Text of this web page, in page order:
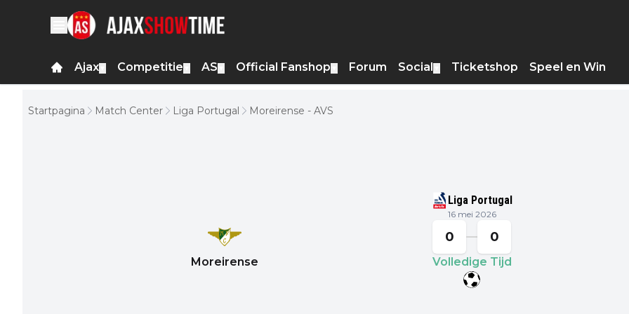
Ajax Competitie AS Official Fanshop Forum Social Ticketshop Speel en Win
Startpagina Match Center Liga Portugal Moreirense - AVS
Liga Portugal
16 mei 2026
Moreirense
0 0
Volledige Tijd